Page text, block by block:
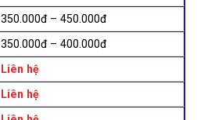
350.000đ – 450.000đ
350.000đ – 400.000đ
Liên hệ
Liên hệ